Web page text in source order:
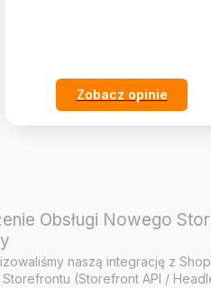
Zobacz opinie
Obsługi Nowego
naszą integrację z
(Storefront API /